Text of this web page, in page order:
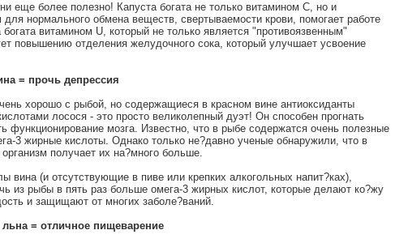
еще более полезно! Капуста богата не только витамином С, но и
нормального обмена веществ, свертываемости крови, помогает работе
богата витамином U, который не только является "противоязвенным"
повышению отделения желудочного сока, который улучшает усвоение
= прочь депрессия
хорошо с рыбой, но содержащиеся в красном вине антиоксиданты
лосося - это просто великолепный дуэт! Он способен прогнать
функционирование мозга. Известно, что в рыбе содержатся очень полезные
3 жирные кислоты. Однако только не?давно ученые обнаружили, что в
получает их на?много больше.
вина (и отсутствующие в пиве или крепких алкогольных напит?ках),
из рыбы в пять раз больше омега-3 жирных кислот, которые делают ко?жу
и защищают от многих заболе?ваний.
= отличное пищеварение